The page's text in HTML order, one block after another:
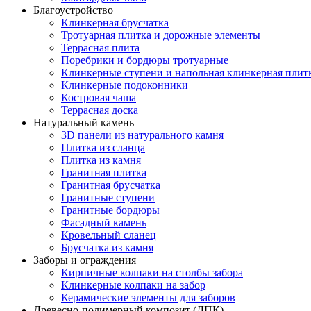
Благоустройство
Клинкерная брусчатка
Тротуарная плитка и дорожные элементы
Террасная плита
Поребрики и бордюры тротуарные
Клинкерные ступени и напольная клинкерная
Клинкерные подоконники
Костровая чаша
Террасная доска
Натуральный камень
3D панели из натурального камня
Плитка из сланца
Плитка из камня
Гранитная плитка
Гранитная брусчатка
Гранитные ступени
Гранитные бордюры
Фасадный камень
Кровельный сланец
Брусчатка из камня
Заборы и ограждения
Кирпичные колпаки на столбы забора
Клинкерные колпаки на забор
Керамические элементы для заборов